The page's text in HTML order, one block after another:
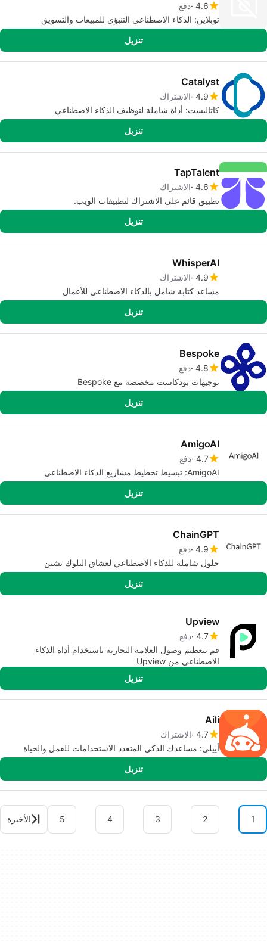
4.6 دفع
توبلاين: الذكاء الاصطناعي التنبؤي للمبيعات والتسويق
تنزيل
Catalyst
4.9 الاشتراك
كاتاليست: أداة شاملة لتوظيف الذكاء الاصطناعي
تنزيل
TapTalent
4.6 الاشتراك
تطبيق قائم على الاشتراك لتطبيقات الويب.
تنزيل
WhisperAI
4.9 الاشتراك
مساعد كتابة شامل بالذكاء الاصطناعي للأعمال
تنزيل
Bespoke
4.8 دفع
توجيهات بودكاست مخصصة مع Bespoke
تنزيل
AmigoAI
4.7 دفع
AmigoAI: تبسيط تخطيط مشاريع الذكاء الاصطناعي
تنزيل
ChainGPT
4.9 دفع
حلول شاملة للذكاء الاصطناعي لعشاق البلوك تشين
تنزيل
Upview
4.7 دفع
قم بتعظيم وصول العلامة التجارية باستخدام أداة الذكاء
الاصطناعي من Upview
تنزيل
Aili
4.7 الاشتراك
أييلي: مساعدك الذكي المتعدد الاستخدامات للعمل والحياة
تنزيل
1
2
3
4
5 الأخيرة